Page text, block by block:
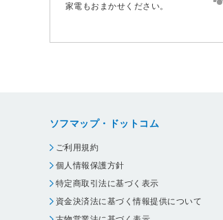
家電もおまかせください。
ソフマップ・ドットコム
ご利用規約
個人情報保護方針
特定商取引法に基づく表示
資金決済法に基づく情報提供について